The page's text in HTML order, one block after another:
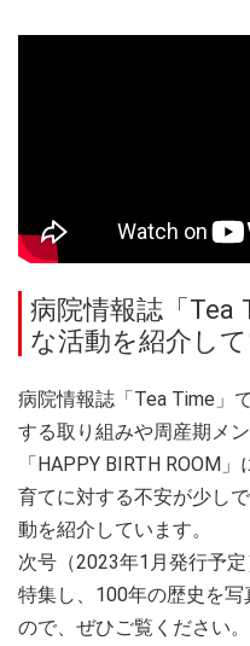
病院情報誌「Tea
な活動を紹介し
病院情報誌「Tea Time」
する取り組みや周産期メ
「HAPPY BIRTH ROOM
育てに対する不安が少し
動を紹介しています。
次号（2023年1月発行予
特集し、100年の歴史を
ので、ぜひご覧ください。